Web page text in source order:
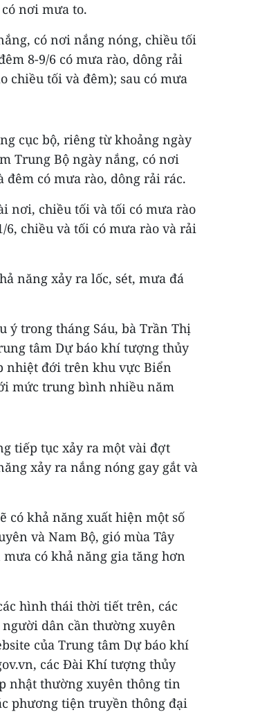
nơi mưa to.
có nơi nắng nóng, chiều tối
8-9/6 có mưa rào, dông rải
chiều tối và đêm); sau có mưa
cục bộ, riêng từ khoảng ngày
Trung Bộ ngày nắng, có nơi
có mưa rào, dông rải rác.
nơi, chiều tối và tối có mưa rào
chiều và tối có mưa rào và rải
năng xảy ra lốc, sét, mưa đá
trong tháng Sáu, bà Trần Thị
tâm Dự báo khí tượng thủy
nhiệt đới trên khu vực Biển
mức trung bình nhiều năm
tiếp tục xảy ra một vài đợt
xảy ra nắng nóng gay gắt và
có khả năng xuất hiện một số
và Nam Bộ, gió mùa Tây
có khả năng gia tăng hơn
hình thái thời tiết trên, các
dân cần thường xuyên
của Trung tâm Dự báo khí
các Đài Khí tượng thủy
nhật thường xuyên thông tin
phương tiện truyền thông đại